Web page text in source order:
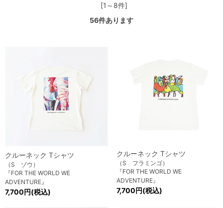
[1～8件]
56件あります
クルーネック Tシャツ
（S ゾウ）
『FOR THE WORLD WE
ADVENTURE』
7,700円(税込)
クルーネック Tシャツ
（S フラミンゴ）
『FOR THE WORLD WE
ADVENTURE』
7,700円(税込)